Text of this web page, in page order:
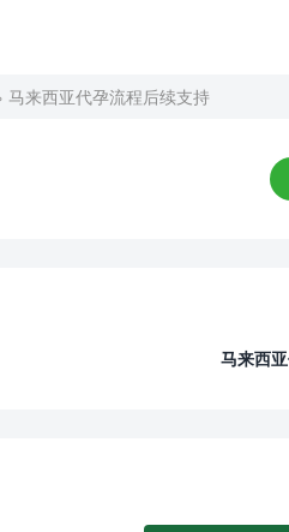
马来西亚代孕流程后续支持
马来西